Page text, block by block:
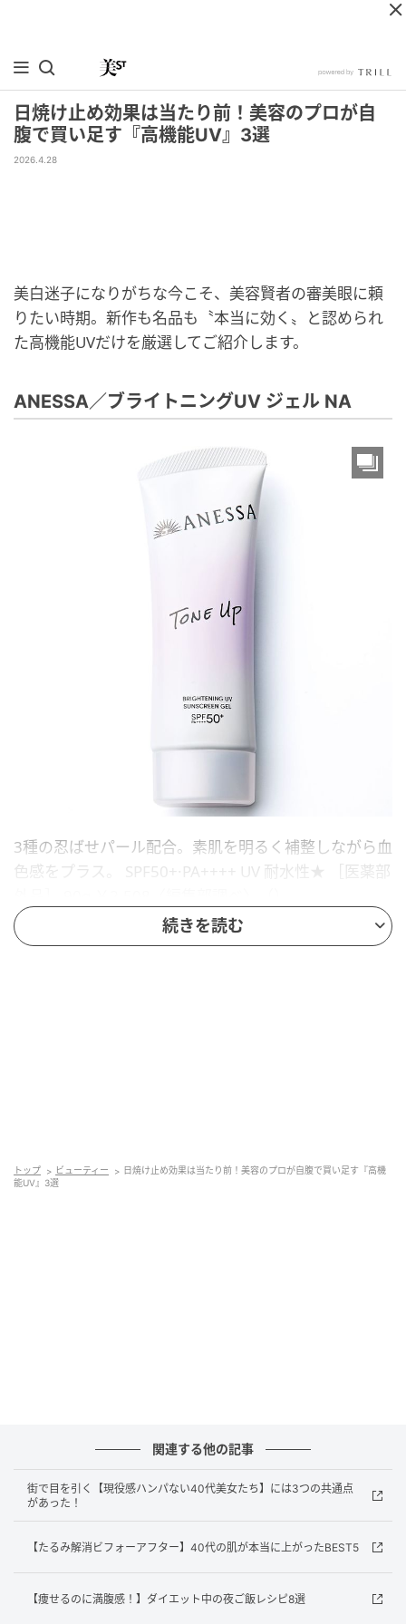
日焼け止め効果は当たり前！美容のプロが自
腹で買い足す『高機能UV』3選
2026.4.28
美白迷子になりがちな今こそ、美容賢者の審美眼に頼
りたい時期。新作も名品も〝本当に効く〟と認められ
た高機能UVだけを厳選してご紹介します。
ANESSA／ブライトニングUV ジェル NA
3種の忍ばせパール配合。素肌を明るく補整しながら血
色感をプラス。 SPF50+·PA++++ UV 耐水性★ ［医薬部
推しコメント！
LANCÔME／アプソリュ ザ UV クリーム
続きを読む
トップ ビューティー
日焼け止め効果は当たり前！美容のプロが自腹で買い足す『高機
能UV』3選
関連する他の記事
街で目を引く【現役感ハンパない40代美女たち】には3つの共通点
があった！
【たるみ解消ビフォーアフター】40代の肌が本当に上がったBEST5
【痩せるのに満腹感！】ダイエット中の夜ご飯レシピ8選